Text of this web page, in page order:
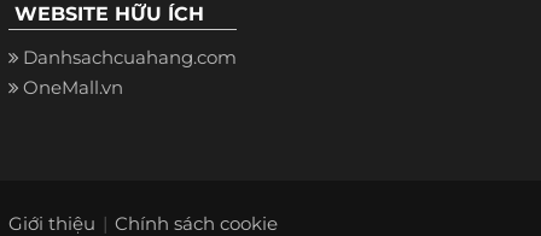
WEBSITE HỮU ÍCH
Danhsachcuahang.com
OneMall.vn
Giới thiệu Chính sách cookie